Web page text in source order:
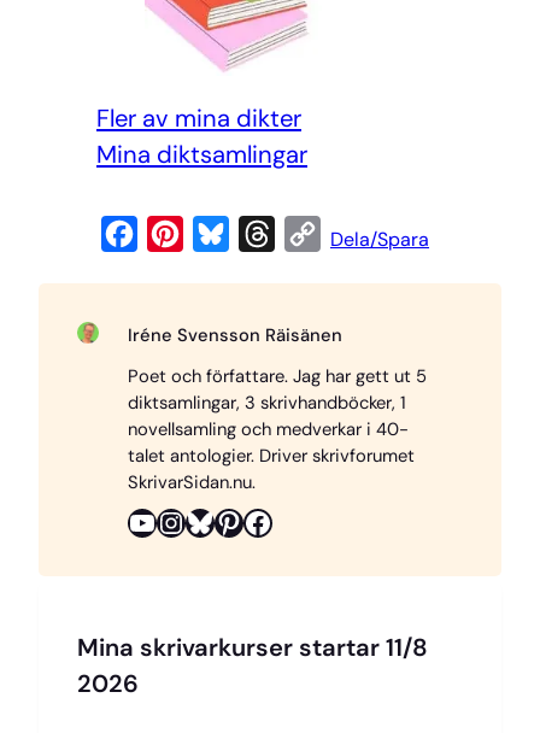
Fler av mina dikter
Mina diktsamlingar
e
b
o
o
k
t
e
r
e
s
t
e
s
k
y
e
a
d
s
C
y
L
i
n
Dela/Spara
Iréne Svensson Räisänen
Poet och författare. Jag har gett ut 5
diktsamlingar, 3 skrivhandböcker, 1
novellsamling och medverkar i 40-
talet antologier. Driver skrivforumet
SkrivarSidan.nu.
YouTube InstagramBluesky Pinterest Facebook
Mina skrivarkurser startar 11/8
2026